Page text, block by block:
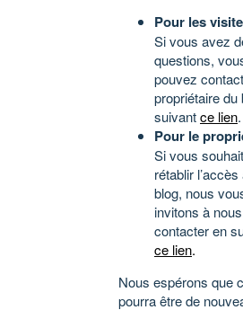
Pour les
Si vous avez
questions,
pouvez
propriétaire du
suivantce lien.
Pour le
Si vous
rétablir
blog, nous
invitons à nous
contacter en
ce lien.
Nous espérons que
pourra être de